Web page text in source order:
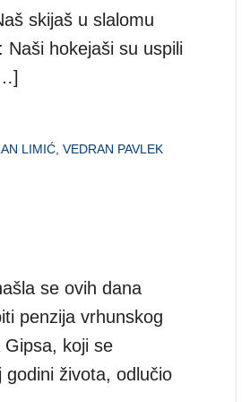
skijaš u slalomu
hokejaši su uspili
LIMIĆ VEDRAN PAVLEK
se ovih dana
penzija vrhunskog
koji se
života, odlučio